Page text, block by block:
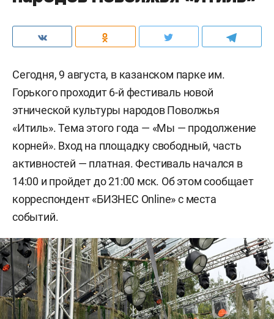
Сегодня, 9 августа, в казанском парке им.
Горького проходит 6-й фестиваль новой
этнической культуры народов Поволжья
«Итиль». Тема этого года — «Мы — продолжение
корней». Вход на площадку свободный, часть
активностей — платная. Фестиваль начался в
14:00 и пройдет до 21:00 мск. Об этом сообщает
корреспондент «БИЗНЕС Online» с места
событий.